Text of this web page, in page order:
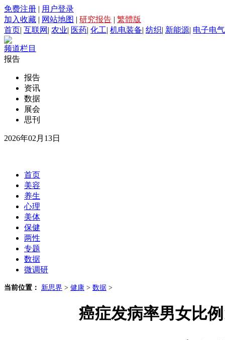
免费注册 | 用户登录
加入收藏 | 网站地图 | 研究报告 | 繁體版
首页| 互联网 | 农业| 医药| 化工| 机电装备| 纺织| 新能源| 电子电气
频道栏目
报告
报告
资讯
数据
展会
思刊
2026年02月13日
首页
美容
养生
心理
美体
保健
两性
专题
数据
微调研
当前位置： 新思界 > 健康 > 数据 >
癌症发病率男女比